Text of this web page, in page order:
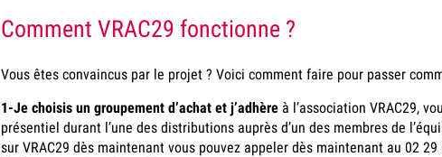
Comment VRAC29 fonctionne ?
Vous êtes convaincus par le projet ? Voici comment faire pour passer
1-Je choisis un groupement d’achat et j’adhère à l’association VRAC29,
présentiel durant l’une des distributions auprès d’un des membres de
sur VRAC29 dès maintenant vous pouvez appeler dès maintenant au 02